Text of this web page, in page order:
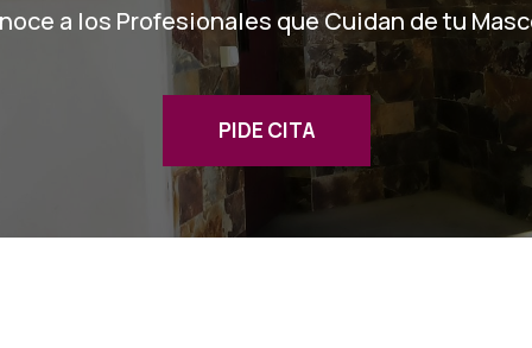
a los Profesionales que Cuidan de tu
PIDE CITA